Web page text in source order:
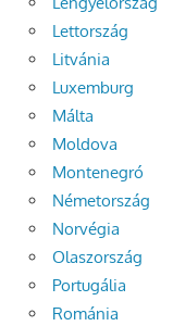
Lettország
Litvánia
Luxemburg
Málta
Moldova
Montenegró
Németország
Norvégia
Olaszország
Portugália
Románia